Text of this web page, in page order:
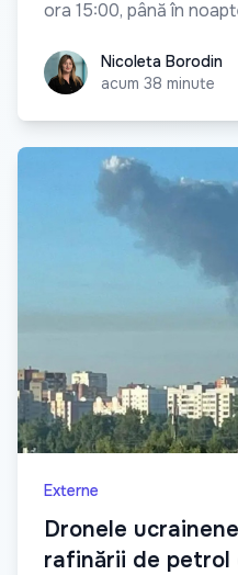
ora 15:00, până în
Nicoleta Borodin
Nicoleta Borodin
acum 38 minute
Externe
Dronele
rafinării de petrol